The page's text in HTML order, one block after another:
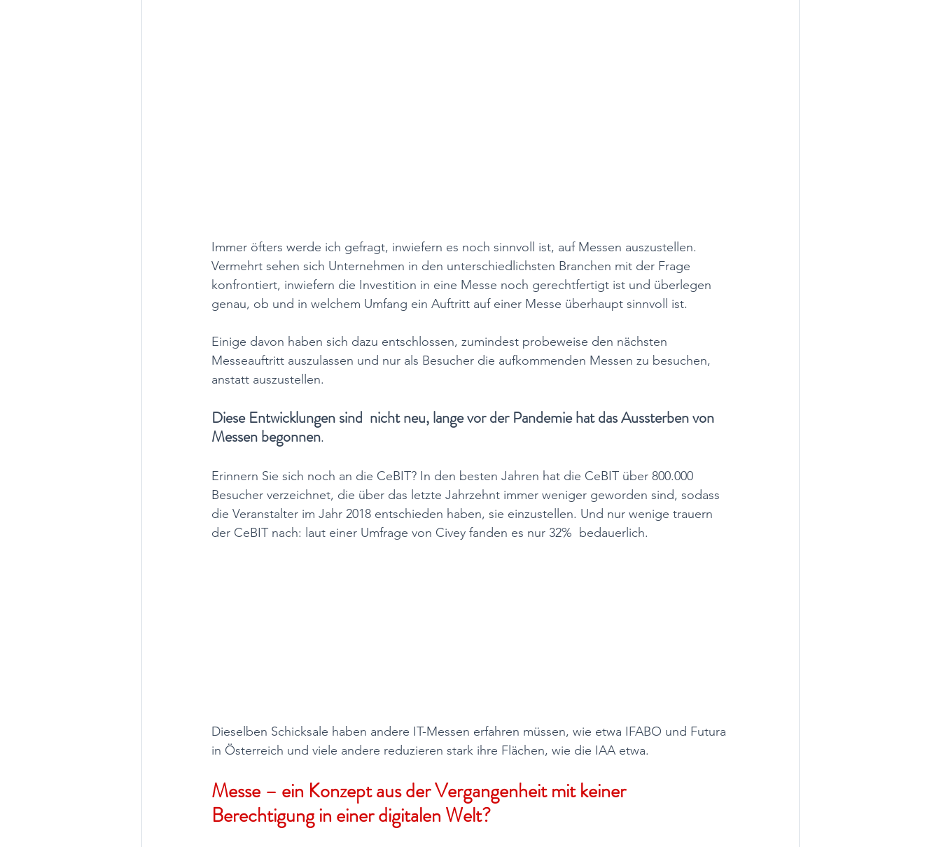
Immer öfters werde ich gefragt, inwiefern es noch sinnvoll ist, auf Messen auszustellen.
Vermehrt sehen sich Unternehmen in den unterschiedlichsten Branchen mit der Frage
konfrontiert, inwiefern die Investition in eine Messe noch gerechtfertigt ist und überlegen
genau, ob und in welchem Umfang ein Auftritt auf einer Messe überhaupt sinnvoll ist.
Einige davon haben sich dazu entschlossen, zumindest probeweise den nächsten
Messeauftritt auszulassen und nur als Besucher die aufkommenden Messen zu besuchen,
anstatt auszustellen.
Diese Entwicklungen sind  nicht neu, lange vor der Pandemie hat das Aussterben von
Messen begonnen.
Erinnern Sie sich noch an die CeBIT? In den besten Jahren hat die CeBIT über 800.000
Besucher verzeichnet, die über das letzte Jahrzehnt immer weniger geworden sind, sodass
die Veranstalter im Jahr 2018 entschieden haben, sie einzustellen. Und nur wenige trauern
der CeBIT nach: laut einer Umfrage von Civey fanden es nur 32%  bedauerlich.
Dieselben Schicksale haben andere IT-Messen erfahren müssen, wie etwa IFABO und Futura
in Österreich und viele andere reduzieren stark ihre Flächen, wie die IAA etwa.
Messe – ein Konzept aus der Vergangenheit mit keiner
Berechtigung in einer digitalen Welt?